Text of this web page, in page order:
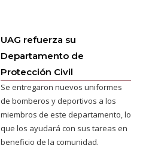
UAG refuerza su
Departamento de
Protección Civil
Se entregaron nuevos uniformes
de bomberos y deportivos a los
miembros de este departamento, lo
que los ayudará con sus tareas en
beneficio de la comunidad.